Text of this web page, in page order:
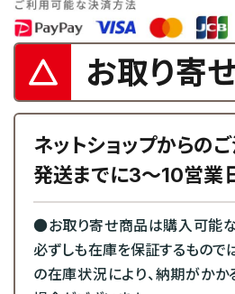
お取り寄
ネットショップからの
発送までに3～10営業
●お取り寄せ商品は購入可能な
必ずしも在庫を保証するもので
の在庫状況により、納期がか